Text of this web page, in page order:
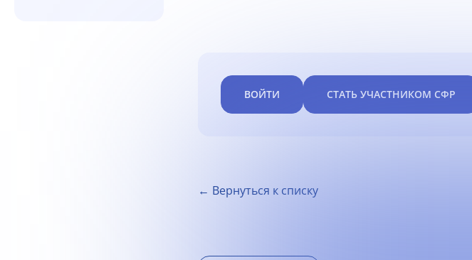
ВОЙТИ СТАТЬ УЧАСТНИКОМ СФР
← Вернуться к списку